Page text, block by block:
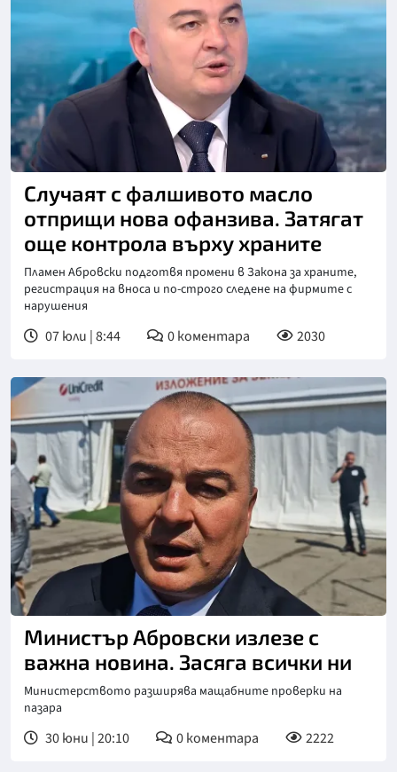
Снимка: бТВ
Случаят с фалшивото масло
отприщи нова офанзива. Затягат
още контрола върху храните
Пламен Абровски подготвя промени в Закона за храните,
регистрация на вноса и по-строго следене на фирмите с
нарушения
07 юли | 8:44 0коментара 2030
Снимка: БТА
Министър Абровски излезе с
важна новина. Засяга всички ни
Министерството разширява мащабните проверки на
пазара
30 юни | 20:10 0коментара 2222